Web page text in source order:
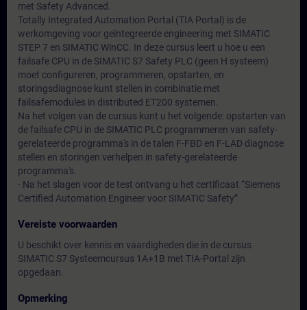
met Safety Advanced.
Totally Integrated Automation Portal (TIA Portal) is de
werkomgeving voor geïntegreerde engineering met SIMATIC
STEP 7 en SIMATIC WinCC. In deze cursus leert u hoe u een
failsafe CPU in de SIMATIC S7 Safety PLC (geen H systeem)
moet configureren, programmeren, opstarten, en
storingsdiagnose kunt stellen in combinatie met
failsafemodules in distributed ET200 systemen.
Na het volgen van de cursus kunt u het volgende: opstarten van
de failsafe CPU in de SIMATIC PLC programmeren van safety-
gerelateerde programma's in de talen F-FBD en F-LAD diagnose
stellen en storingen verhelpen in safety-gerelateerde
programma's.
- Na het slagen voor de test ontvang u het certificaat “Siemens
Certified Automation Engineer voor SIMATIC Safety”
Vereiste voorwaarden
U beschikt over kennis en vaardigheden die in de cursus
SIMATIC S7 Systeemcursus 1A+1B met TIA-Portal zijn
opgedaan.
Opmerking